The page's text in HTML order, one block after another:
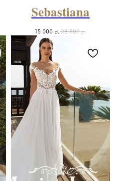
Sebastiana
15 000 р. 28 800 р.